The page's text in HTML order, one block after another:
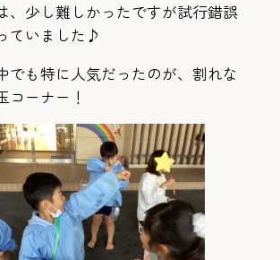
、少し難しかったですが試行錯誤
ていました♪
でも特に人気だったのが、割れな
コーナー！